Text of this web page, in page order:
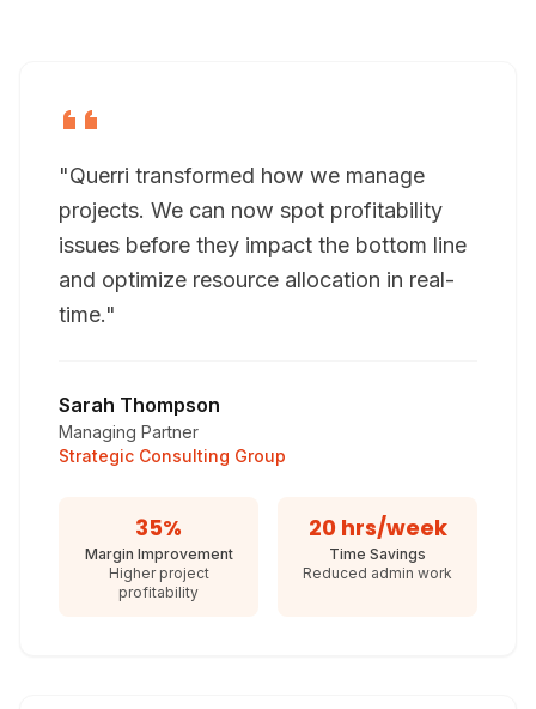
"Querri transformed how we manage
projects. We can now spot profitability
issues before they impact the bottom line
and optimize resource allocation in real-
time."
Sarah Thompson
Managing Partner
Strategic Consulting Group
35%
Margin Improvement
Higher project
profitability
20 hrs/week
Time Savings
Reduced admin work